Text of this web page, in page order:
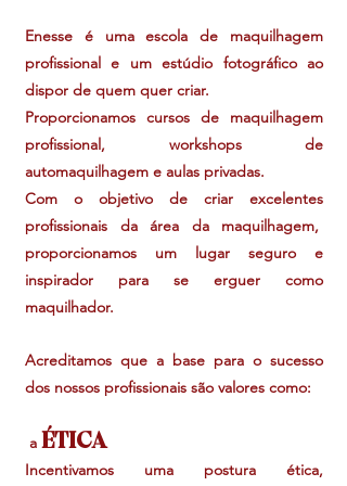
Enesse é uma escola de maquilhagem
profissional e um estúdio fotográfico ao
dispor de quem quer criar.
Proporcionamos cursos de maquilhagem
profissional, workshops de
automaquilhagem e aulas privadas.
Com o objetivo de criar excelentes
profissionais da área da maquilhagem,
proporcionamos um lugar seguro e
inspirador para se erguer como
maquilhador.
Acreditamos que a base para o sucesso
dos nossos profissionais são valores como:
a ÉTICA
Incentivamos uma postura ética,